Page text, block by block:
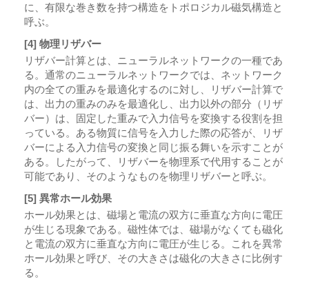
に、有限な巻き数を持つ構造をトポロジカル磁気構造と
呼ぶ。
[4] 物理リザバー
リザバー計算とは、ニューラルネットワークの一種であ
る。通常のニューラルネットワークでは、ネットワーク
内の全ての重みを最適化するのに対し、リザバー計算で
は、出力の重みのみを最適化し、出力以外の部分（リザ
バー）は、固定した重みで入力信号を変換する役割を担
っている。ある物質に信号を入力した際の応答が、リザ
バーによる入力信号の変換と同じ振る舞いを示すことが
ある。したがって、リザバーを物理系で代用することが
可能であり、そのようなものを物理リザバーと呼ぶ。
[5] 異常ホール効果
ホール効果とは、磁場と電流の双方に垂直な方向に電圧
が生じる現象である。磁性体では、磁場がなくても磁化
と電流の双方に垂直な方向に電圧が生じる。これを異常
ホール効果と呼び、その大きさは磁化の大きさに比例す
る。